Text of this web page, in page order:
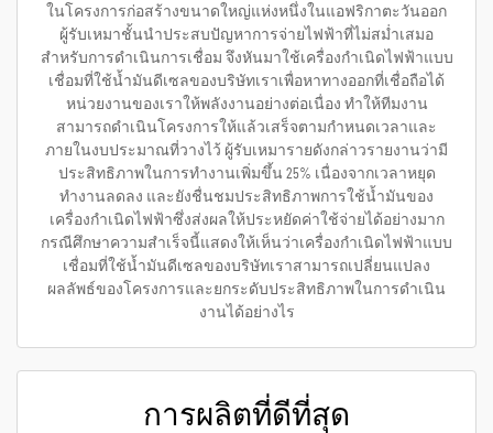
ในโครงการก่อสร้างขนาดใหญ่แห่งหนึ่งในแอฟริกาตะวันออก
ผู้รับเหมาชั้นนำประสบปัญหาการจ่ายไฟฟ้าที่ไม่สม่ำเสมอ
สำหรับการดำเนินการเชื่อม จึงหันมาใช้เครื่องกำเนิดไฟฟ้าแบบ
เชื่อมที่ใช้น้ำมันดีเซลของบริษัทเราเพื่อหาทางออกที่เชื่อถือได้
หน่วยงานของเราให้พลังงานอย่างต่อเนื่อง ทำให้ทีมงาน
สามารถดำเนินโครงการให้แล้วเสร็จตามกำหนดเวลาและ
ภายในงบประมาณที่วางไว้ ผู้รับเหมารายดังกล่าวรายงานว่ามี
ประสิทธิภาพในการทำงานเพิ่มขึ้น 25% เนื่องจากเวลาหยุด
ทำงานลดลง และยังชื่นชมประสิทธิภาพการใช้น้ำมันของ
เครื่องกำเนิดไฟฟ้าซึ่งส่งผลให้ประหยัดค่าใช้จ่ายได้อย่างมาก
กรณีศึกษาความสำเร็จนี้แสดงให้เห็นว่าเครื่องกำเนิดไฟฟ้าแบบ
เชื่อมที่ใช้น้ำมันดีเซลของบริษัทเราสามารถเปลี่ยนแปลง
ผลลัพธ์ของโครงการและยกระดับประสิทธิภาพในการดำเนิน
งานได้อย่างไร
การผลิตที่ดีที่สุด